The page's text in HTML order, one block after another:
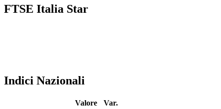
FTSE Italia Star
Indici Nazionali
Valore
Var.